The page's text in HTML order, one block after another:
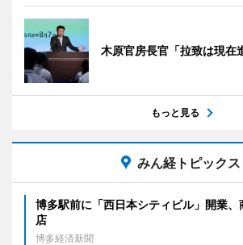
木原官房長官「拉致は現在
もっと見る
みん経トピックス
博多駅前に「西日本シティビル」開業
店
博多経済新聞